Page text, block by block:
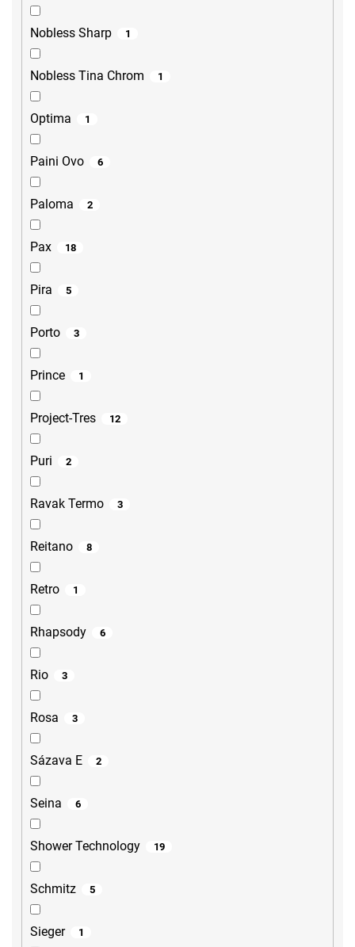
Nobless Sharp 1
Nobless Tina Chrom 1
Optima 1
Paini Ovo 6
Paloma 2
Pax 18
Pira 5
Porto 3
Prince 1
Project-Tres 12
Puri 2
Ravak Termo 3
Reitano 8
Retro 1
Rhapsody 6
Rio 3
Rosa 3
Sázava E 2
Seina 6
Shower Technology 19
Schmitz 5
Sieger 1